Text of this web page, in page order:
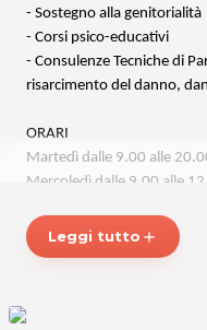
- Sostegno alla genitorialità
- Corsi psico-educativi
- Consulenze Tecniche di
risarcimento del danno,
ORARI
Martedì dalle 9.00 alle
Mercoledì dalle 9.00 alle
Venerdì dalle 9.00 alle 12.00
Leggi tutto add